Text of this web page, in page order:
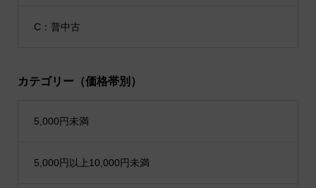
C：普中古
カテゴリー（価格帯別）
5,000円未満
5,000円以上10,000円未満